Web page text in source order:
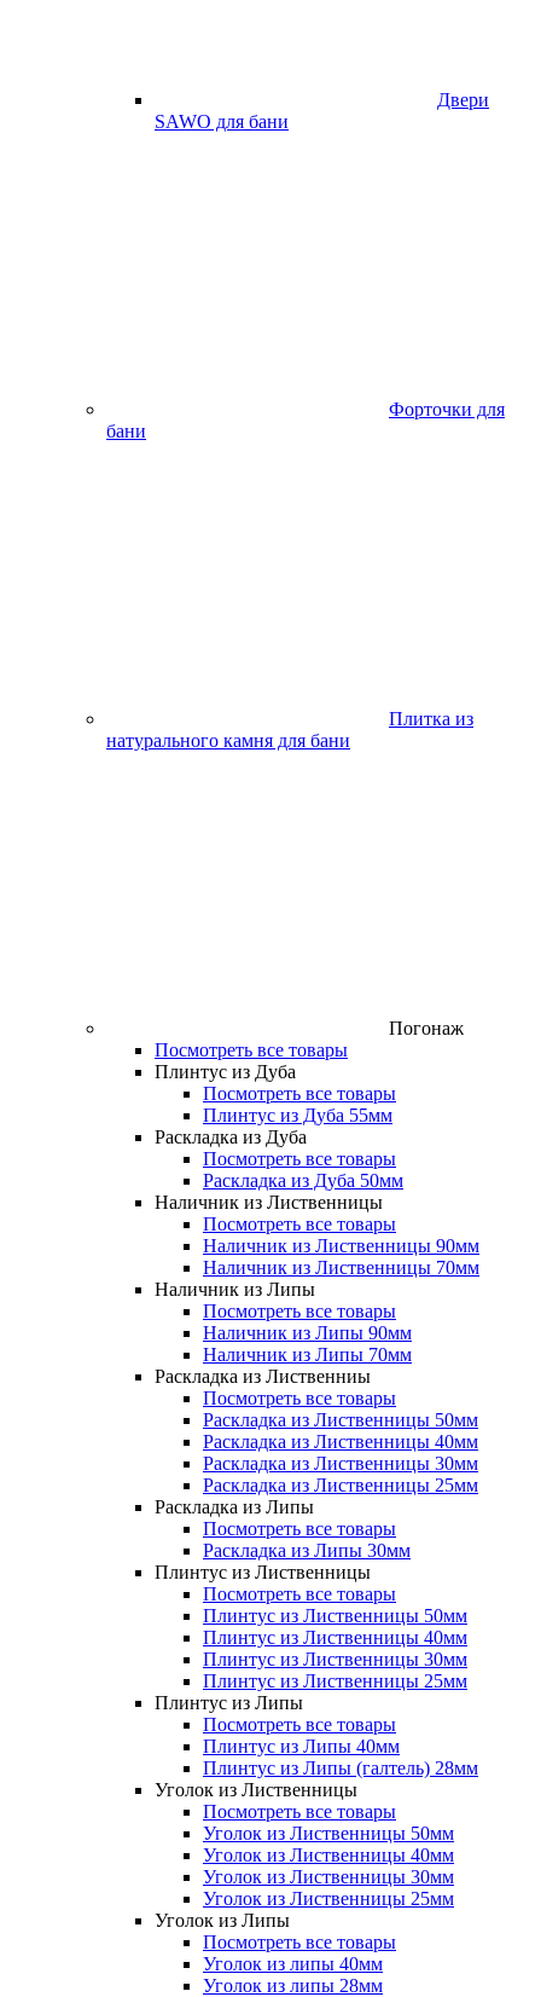
Двери
SAWO для бани
Форточки для
бани
Плитка из
натурального камня для бани
Погонаж
Посмотреть все товары
Плинтус из Дуба
Посмотреть все товары
Плинтус из Дуба 55мм
Раскладка из Дуба
Посмотреть все товары
Раскладка из Дуба 50мм
Наличник из Лиственницы
Посмотреть все товары
Наличник из Лиственницы 90мм
Наличник из Лиственницы 70мм
Наличник из Липы
Посмотреть все товары
Наличник из Липы 90мм
Наличник из Липы 70мм
Раскладка из Лиственниы
Посмотреть все товары
Раскладка из Лиственницы 50мм
Раскладка из Лиственницы 40мм
Раскладка из Лиственницы 30мм
Раскладка из Лиственницы 25мм
Раскладка из Липы
Посмотреть все товары
Раскладка из Липы 30мм
Плинтус из Лиственницы
Посмотреть все товары
Плинтус из Лиственницы 50мм
Плинтус из Лиственницы 40мм
Плинтус из Лиственницы 30мм
Плинтус из Лиственницы 25мм
Плинтус из Липы
Посмотреть все товары
Плинтус из Липы 40мм
Плинтус из Липы (галтель) 28мм
Уголок из Лиственницы
Посмотреть все товары
Уголок из Лиственницы 50мм
Уголок из Лиственницы 40мм
Уголок из Лиственницы 30мм
Уголок из Лиственницы 25мм
Уголок из Липы
Посмотреть все товары
Уголок из липы 40мм
Уголок из липы 28мм